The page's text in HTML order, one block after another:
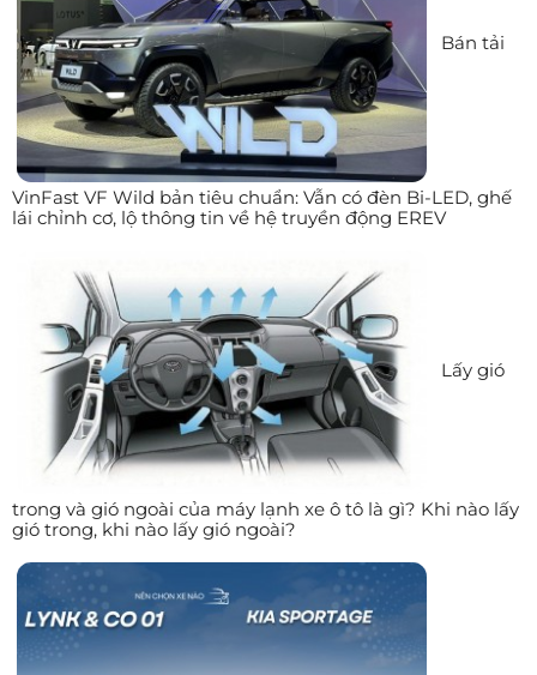
Bán tải
VinFast VF Wild bản tiêu chuẩn: Vẫn có đèn Bi-LED, ghế
lái chỉnh cơ, lộ thông tin về hệ truyền động EREV
Lấy gió
trong và gió ngoài của máy lạnh xe ô tô là gì? Khi nào lấy
gió trong, khi nào lấy gió ngoài?